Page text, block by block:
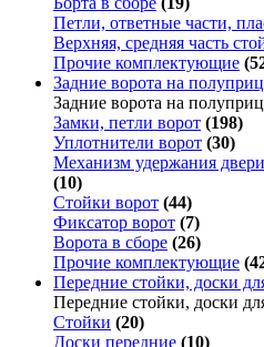
Петли, ответные части,
Верхняя, средняя часть
Прочие комплектующие
Задние ворота на
Задние ворота на
Замки, петли ворот (198)
Уплотнители ворот (30)
Механизм удержания
(10)
Стойки ворот (44)
Фиксатор ворот (7)
Ворота в сборе (26)
Прочие комплектующие
Передние стойки, доски
Передние стойки, доски
Стойки (20)
Доски передние (10)